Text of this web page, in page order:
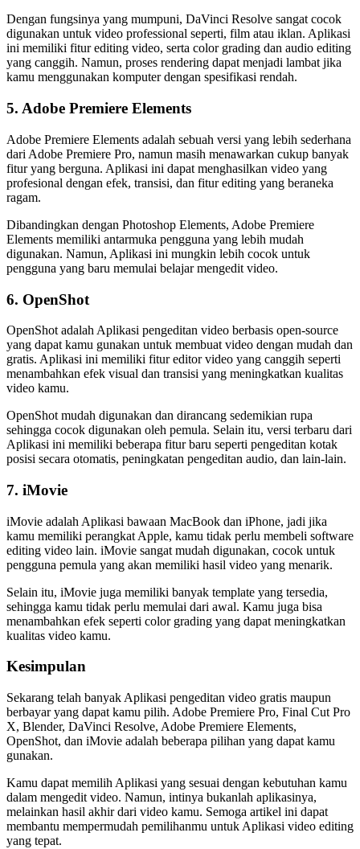
Dengan fungsinya yang mumpuni, DaVinci Resolve sangat cocok
digunakan untuk video professional seperti, film atau iklan. Aplikasi
ini memiliki fitur editing video, serta color grading dan audio editing
yang canggih. Namun, proses rendering dapat menjadi lambat jika
kamu menggunakan komputer dengan spesifikasi rendah.
5. Adobe Premiere Elements
Adobe Premiere Elements adalah sebuah versi yang lebih sederhana
dari Adobe Premiere Pro, namun masih menawarkan cukup banyak
fitur yang berguna. Aplikasi ini dapat menghasilkan video yang
profesional dengan efek, transisi, dan fitur editing yang beraneka
ragam.
Dibandingkan dengan Photoshop Elements, Adobe Premiere
Elements memiliki antarmuka pengguna yang lebih mudah
digunakan. Namun, Aplikasi ini mungkin lebih cocok untuk
pengguna yang baru memulai belajar mengedit video.
6. OpenShot
OpenShot adalah Aplikasi pengeditan video berbasis open-source
yang dapat kamu gunakan untuk membuat video dengan mudah dan
gratis. Aplikasi ini memiliki fitur editor video yang canggih seperti
menambahkan efek visual dan transisi yang meningkatkan kualitas
video kamu.
OpenShot mudah digunakan dan dirancang sedemikian rupa
sehingga cocok digunakan oleh pemula. Selain itu, versi terbaru dari
Aplikasi ini memiliki beberapa fitur baru seperti pengeditan kotak
posisi secara otomatis, peningkatan pengeditan audio, dan lain-lain.
7. iMovie
iMovie adalah Aplikasi bawaan MacBook dan iPhone, jadi jika
kamu memiliki perangkat Apple, kamu tidak perlu membeli software
editing video lain. iMovie sangat mudah digunakan, cocok untuk
pengguna pemula yang akan memiliki hasil video yang menarik.
Selain itu, iMovie juga memiliki banyak template yang tersedia,
sehingga kamu tidak perlu memulai dari awal. Kamu juga bisa
menambahkan efek seperti color grading yang dapat meningkatkan
kualitas video kamu.
Kesimpulan
Sekarang telah banyak Aplikasi pengeditan video gratis maupun
berbayar yang dapat kamu pilih. Adobe Premiere Pro, Final Cut Pro
X, Blender, DaVinci Resolve, Adobe Premiere Elements,
OpenShot, dan iMovie adalah beberapa pilihan yang dapat kamu
gunakan.
Kamu dapat memilih Aplikasi yang sesuai dengan kebutuhan kamu
dalam mengedit video. Namun, intinya bukanlah aplikasinya,
melainkan hasil akhir dari video kamu. Semoga artikel ini dapat
membantu mempermudah pemilihanmu untuk Aplikasi video editing
yang tepat.